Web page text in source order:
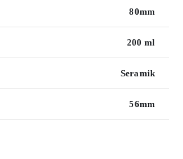
80mm
200 ml
Seramik
56mm